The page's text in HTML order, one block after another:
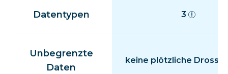
Datentypen 3
Unbegrenzte
Daten
keine plötzliche